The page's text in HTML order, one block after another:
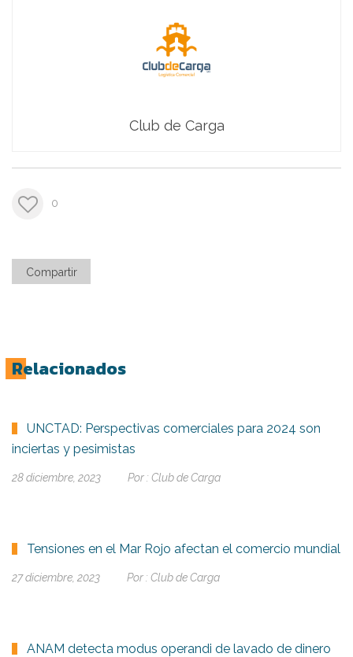
Club de Carga
0
Compartir
Relacionados
UNCTAD: Perspectivas comerciales para 2024 son
inciertas y pesimistas
28 diciembre, 2023 Por : Club de Carga
Tensiones en el Mar Rojo afectan el comercio mundial
27 diciembre, 2023 Por : Club de Carga
ANAM detecta modus operandi de lavado de dinero